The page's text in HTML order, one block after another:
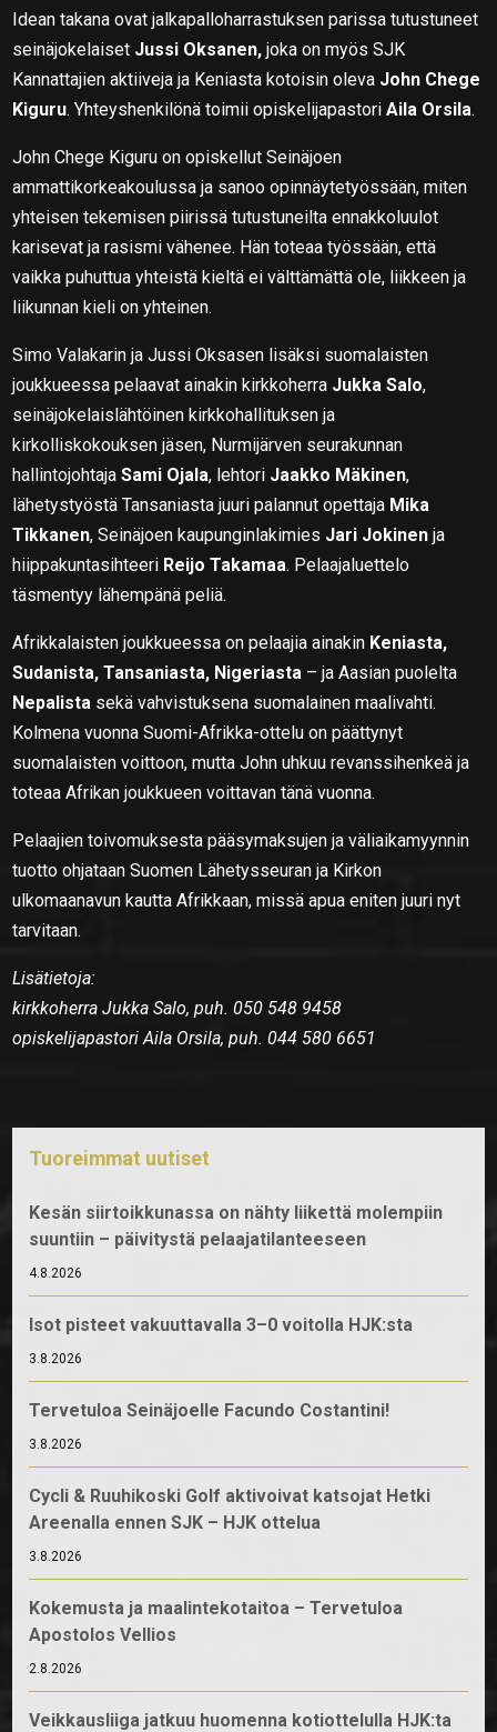
Idean takana ovat jalkapalloharrastuksen parissa tutustuneet
seinäjokelaiset Jussi Oksanen,joka on myös SJK
Kannattajien aktiiveja ja Keniasta kotoisin oleva John Chege
Kiguru. Yhteyshenkilönä toimii opiskelijapastoriAila Orsila.
John Chege Kiguru on opiskellut Seinäjoen
ammattikorkeakoulussa ja sanoo opinnäytetyössään, miten
yhteisen tekemisen piirissä tutustuneilta ennakkoluulot
karisevat ja rasismi vähenee. Hän toteaa työssään, että
vaikka puhuttua yhteistä kieltä ei välttämättä ole, liikkeen ja
liikunnan kieli on yhteinen.
Simo Valakarin ja Jussi Oksasen lisäksi suomalaisten
joukkueessa pelaavat ainakin kirkkoherra Jukka Salo,
seinäjokelaislähtöinen kirkkohallituksen ja
kirkolliskokouksen jäsen, Nurmijärven seurakunnan
hallintojohtajaSami Ojala, lehtori Jaakko Mäkinen,
lähetystyöstä Tansaniasta juuri palannut opettaja Mika
Tikkanen, Seinäjoen kaupunginlakimies Jari Jokinen ja
hiippakuntasihteeri Reijo Takamaa. Pelaajaluettelo
täsmentyy lähempänä peliä.
Afrikkalaisten joukkueessa on pelaajia ainakin Keniasta,
Sudanista, Tansaniasta, Nigeriasta – ja Aasian puolelta
Nepalista sekä vahvistuksena suomalainen maalivahti.
Kolmena vuonna Suomi-Afrikka-ottelu on päättynyt
suomalaisten voittoon, mutta John uhkuu revanssihenkeä ja
toteaa Afrikan joukkueen voittavan tänä vuonna.
Pelaajien toivomuksesta pääsymaksujen ja väliaikamyynnin
tuotto ohjataan Suomen Lähetysseuran ja Kirkon
ulkomaanavun kautta Afrikkaan, missä apua eniten juuri nyt
tarvitaan.
Lisätietoja:
kirkkoherra Jukka Salo, puh. 050 548 9458
opiskelijapastori Aila Orsila, puh. 044 580 6651
Tuoreimmat uutiset
Kesän siirtoikkunassa on nähty liikettä molempiin
suuntiin – päivitystä pelaajatilanteeseen
4.8.2026
Isot pisteet vakuuttavalla 3–0 voitolla HJK:sta
3.8.2026
Tervetuloa Seinäjoelle Facundo Costantini!
3.8.2026
Cycli & Ruuhikoski Golf aktivoivat katsojat Hetki
Areenalla ennen SJK – HJK ottelua
3.8.2026
Kokemusta ja maalintekotaitoa – Tervetuloa
Apostolos Vellios
2.8.2026
Veikkausliiga jatkuu huomenna kotiottelulla HJK:ta